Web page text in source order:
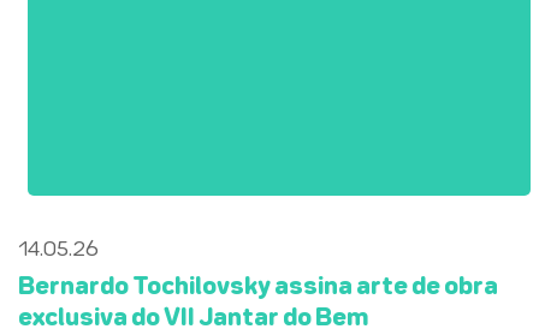
14.05.26
Bernardo Tochilovsky assina arte de obra
exclusiva do VII Jantar do Bem